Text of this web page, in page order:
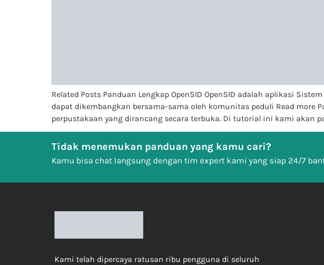
Related Posts Panduan Lengkap OpenSID OpenSID adalah aplikasi
dapat dikembangkan bersama-sama oleh komunitas peduli Read more
perpustakaan yang dirancang secara terbuka. Di tutorial ini kami akan
Tidak menemukan panduan yang kamu cari?
Kamu bisa chat langsung dengan tim expert kami yang siap 24/7
Kami telah dipercaya ratusan ribu pengguna di seluruh